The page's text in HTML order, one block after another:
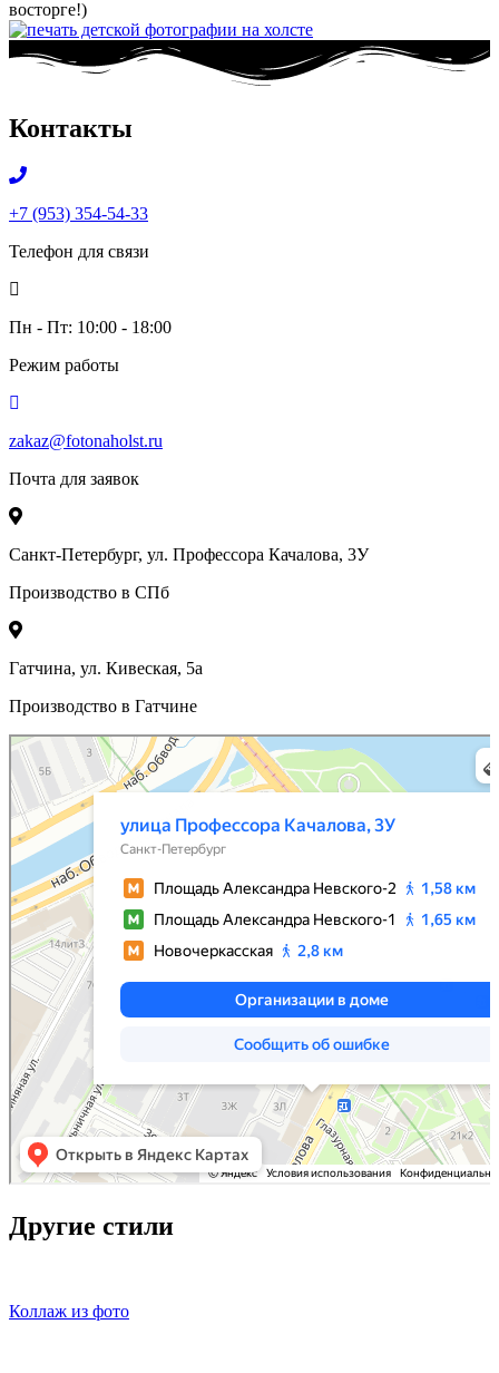
восторге!)
Контакты
+7 (953) 354-54-33
Телефон для связи
Пн - Пт: 10:00 - 18:00
Режим работы
zakaz@fotonaholst.ru
Почта для заявок
Санкт-Петербург, ул. Профессора Качалова, 3У
Производство в СПб
Гатчина, ул. Кивеская, 5а
Производство в Гатчине
Санкт‑Петербург
Яндекс Карты — транспорт, навигация, поиск мест
Другие стили
Коллаж из фото